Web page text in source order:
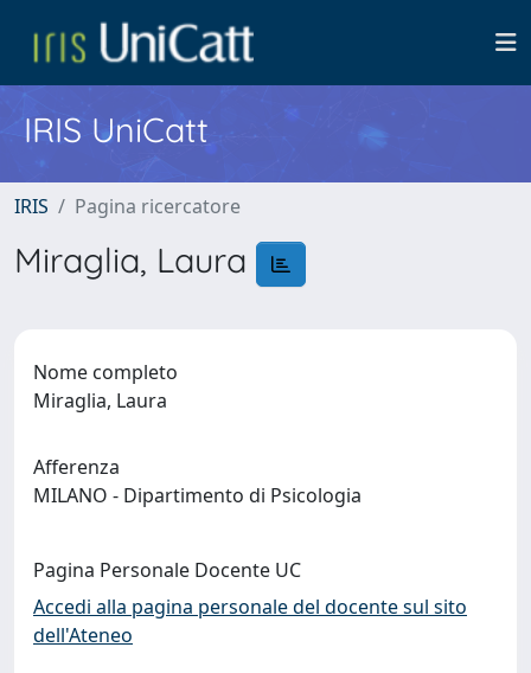
IRIS UniCatt
IRIS Pagina ricercatore
Miraglia, Laura
Nome completo
Miraglia, Laura
Afferenza
MILANO - Dipartimento di Psicologia
Pagina Personale Docente UC
Accedi alla pagina personale del docente sul sito
dell'Ateneo